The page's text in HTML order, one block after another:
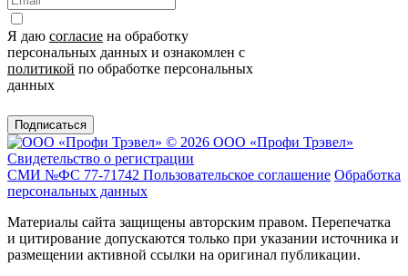
Я даю согласие на обработку
персональных данных и ознакомлен с
политикой по обработке персональных
данных
Подписаться
© 2026 ООО «Профи Трэвeл»
Свидетельство о регистрации
СМИ №ФС 77-71742 Пользовательское соглашение Обработка
персональных данных
Материалы сайта защищены авторским правом. Перепечатка
и цитирование допускаются только при указании источника и
размещении активной ссылки на оригинал публикации.